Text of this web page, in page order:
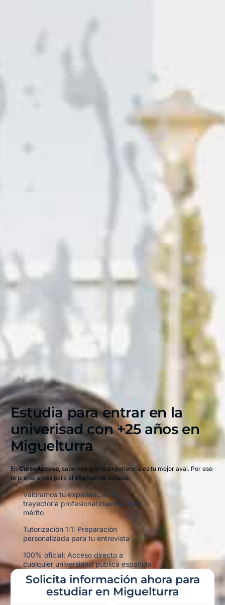
Estudia para entrar en la
univerisad con +25 años en
Miguelturra​
EnCursoAcceso, sabemos que la experiencia es tu mejor aval. Por eso
te preparamos para el examen de acceso.
Valoramos tu experiencia: Tu
trayectoria profesional cuenta como
mérito
Tutorización 1:1: Preparación
personalizada para tu entrevista
100% oficial: Acceso directo a
cualquier universidad pública española
Solicita información ahora para
estudiar en Miguelturra